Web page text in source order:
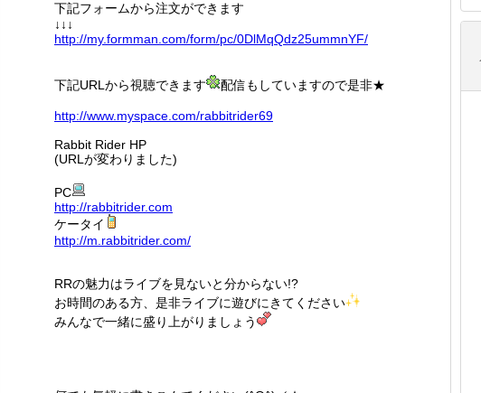
下記フォームから注文ができます
↓↓↓
http://my.formman.com/form/pc/0DlMqQdz25ummnYF/
下記URLから視聴できます 配信もしていますので是非★
http://www.myspace.com/rabbitrider69
Rabbit Rider HP
(URLが変わりました)
PC
http://rabbitrider.com
ケータイ
http://m.rabbitrider.com/
RRの魅力はライブを見ないと分からない!?
お時間のある方、是非ライブに遊びにきてください
みんなで一緒に盛り上がりましょう